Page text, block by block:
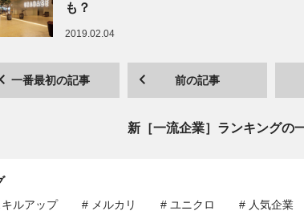
も？
2019.02.04
一番最初の記事 前の記事
新［一流企業］ランキングの
ルアップ # メルカリ # ユニクロ # 人気企業